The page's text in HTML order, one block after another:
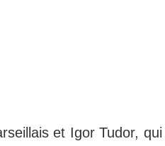
et Igor Tudor, qui